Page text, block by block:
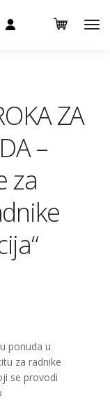
ZA
–
za
ponuda u
za radnike
se provodi